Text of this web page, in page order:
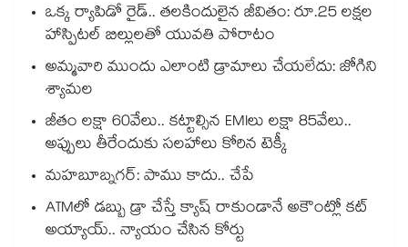
ఒక్క ర్యాపిడో రైడ్.. తలకిందులైన జీవితం: రూ.25 లక్షల
హాస్పిటల్ బిల్లులతో యువతి పోరాటం
అమ్మవారి ముందు ఎలాంటి డ్రామాలు చేయలేదు: జోగిని
శ్యామల
జీతం లక్షా 60వేలు.. కట్టాల్సిన EMIలు లక్షా 85వేలు..
అప్పులు తీరేందుకు సలహాలు కోరిన టెక్కీ
మహబూబ్నగర్: పాము కాదు.. చేపే
ATMలో డబ్బు డ్రా చేస్తే క్యాష్ రాకుండానే అకౌంట్లో కట్
అయ్యాయ్.. న్యాయం చేసిన కోర్టు